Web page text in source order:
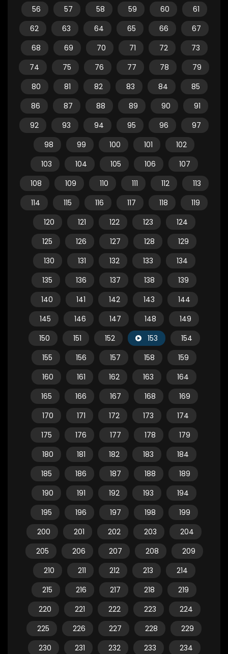
56
57 58 59 60
61
62
63 64 65 66
67
68
69 70 71 72
73
74
75 76 77 78
79
80
81 82 83 84
85
86
87 88 89 90
91
92
93 94 95 96
97
98
99 100 101
102
103
104 105 106
107
108
109 110 111 112
113
114
115 116 117 118
119
120
121 122 123
124
125
126 127 128
129
130
131 132 133
134
135
136 137 138
139
140
141 142 143
144
145
146 147 148
149
150
151 152 153
154
155
156 157 158
159
160
161 162 163
164
165
166 167 168
169
170
171 172 173
174
175
176 177 178
179
180
181 182 183
184
185
186 187 188
189
190
191 192 193
194
195
196 197 198
199
200
201 202 203
204
205
206 207 208
209
210
211 212 213
214
215
216 217 218
219
220
221 222 223
224
225
226 227 228
229
230
231 232 233
234